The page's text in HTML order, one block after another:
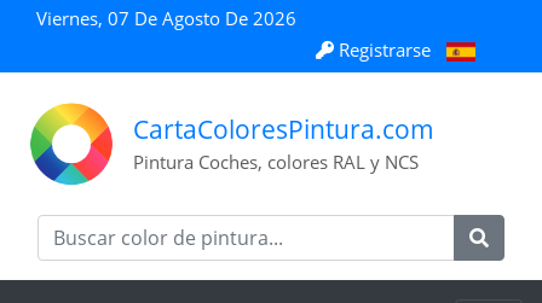
Viernes, 07 De Agosto De 2026
Registrarse
CartaColoresPintura.com
Pintura Coches, colores RAL y NCS